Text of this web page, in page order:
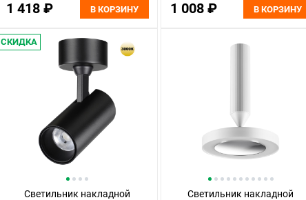
1 418 ₽ В КОРЗИНУ 1 008 ₽ В КОРЗИНУ
СКИДКА
Светильник накладной
Светильник накладной